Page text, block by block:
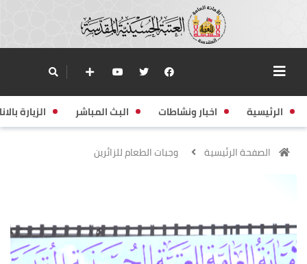
الرئيسية اخبار ونشاطات البث المباشر الزيارة
الصفحة الرئيسية وجبات الطعام للزائرين